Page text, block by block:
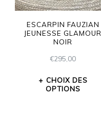
ESCARPIN FAUZIAN
JEUNESSE GLAMOUR
NOIR
€295,00
CHOIX DES
OPTIONS